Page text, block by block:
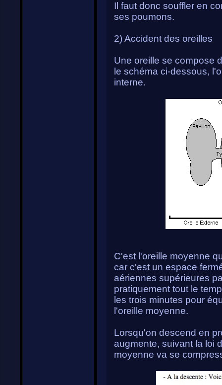
Il faut donc souffler en
ses poumons.
2) Accident des oreilles
Une oreille se compose
le schéma ci-dessous,
interne.
C'est l'oreille moyenne
car c'est un espace
aériennes supérieures
pratiquement tout le
les trois minutes pour
l'oreille moyenne.
Lorsqu'on descend en
augmente, suivant la loi
moyenne va se